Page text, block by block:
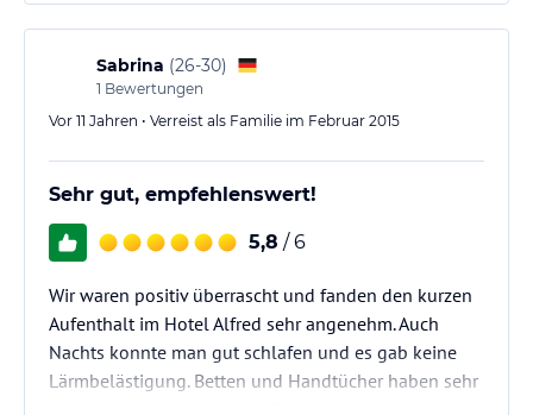
Sabrina (26-30)
1 Bewertungen
Vor 11 Jahren • Verreist als Familie im Februar 2015
Sehr gut, empfehlenswert!
5,8 / 6
Wir waren positiv überrascht und fanden den kurzen
Aufenthalt im Hotel Alfred sehr angenehm. Auch
Nachts konnte man gut schlafen und es gab keine
Lärmbelästigung. Betten und Handtücher haben sehr